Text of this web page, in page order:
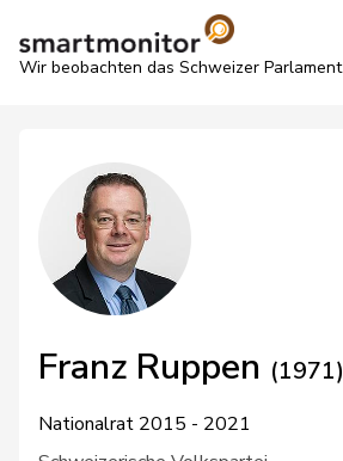
Wir beobachten das Schweizer Parlament
Franz Ruppen (1971)
Nationalrat 2015 - 2021